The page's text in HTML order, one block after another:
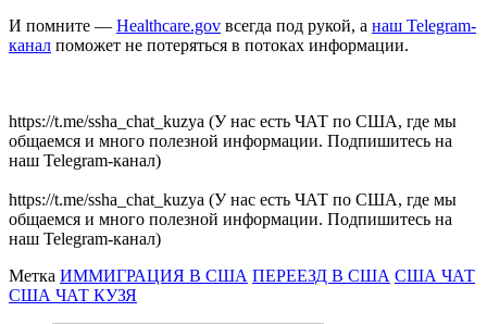
И помните — Healthcare.gov всегда под рукой, а наш Telegram-
канал поможет не потеряться в потоках информации.
https://t.me/ssha_chat_kuzya (У нас есть ЧАТ по США, где мы
общаемся и много полезной информации. Подпишитесь на
наш Telegram-канал)
https://t.me/ssha_chat_kuzya (У нас есть ЧАТ по США, где мы
общаемся и много полезной информации. Подпишитесь на
наш Telegram-канал)
Метка ИММИГРАЦИЯ В США ПЕРЕЕЗД В США США ЧАТ
США ЧАТ КУЗЯ